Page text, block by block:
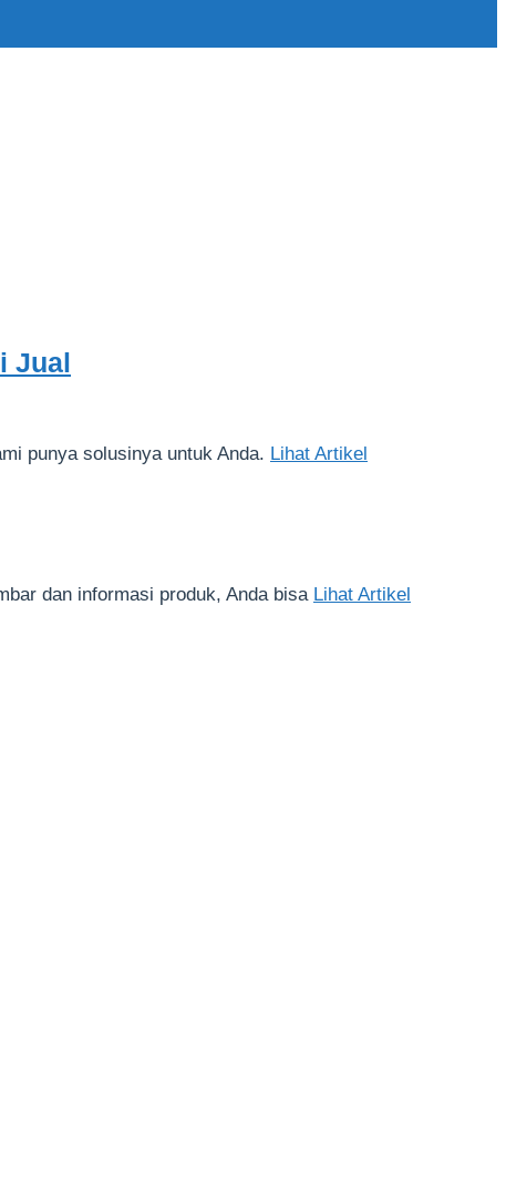
Jual
punya solusinya untuk Anda. Lihat Artikel
dan informasi produk, Anda bisa Lihat Artikel